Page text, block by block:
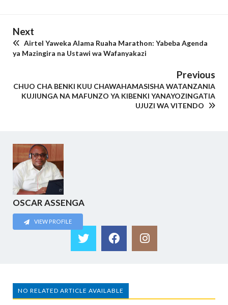
Next
Airtel Yaweka Alama Ruaha Marathon: Yabeba Agenda
ya Mazingira na Ustawi wa Wafanyakazi
Previous
CHUO CHA BENKI KUU CHAWAHAMASISHA WATANZANIA
KUJIUNGA NA MAFUNZO YA KIBENKI YANAYOZINGATIA
UJUZI WA VITENDO
OSCAR ASSENGA
VIEW PROFILE
NO RELATED ARTICLE AVAILABLE